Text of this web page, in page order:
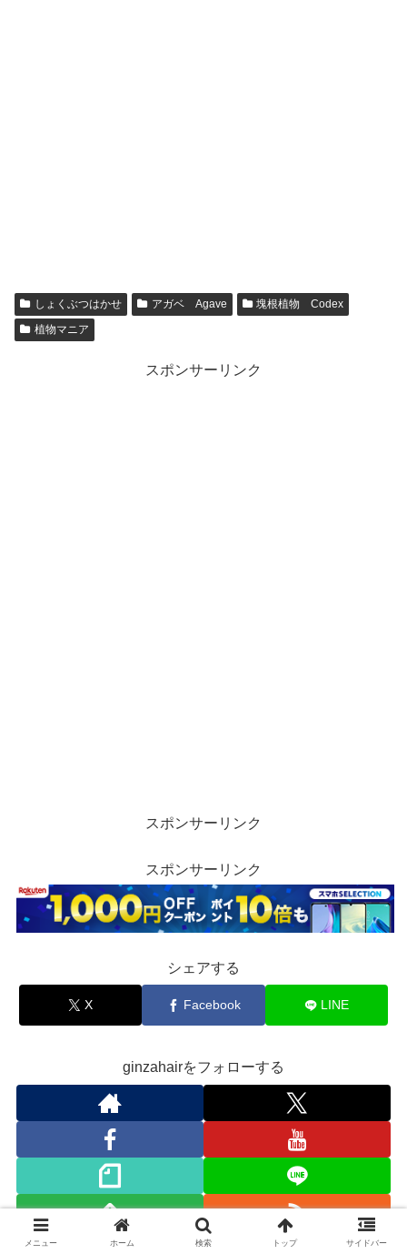
しょくぶつはかせ アガベ Agave
塊根植物 Codex
植物マニア
スポンサーリンク
スポンサーリンク
スポンサーリンク
シェアする
X Facebook LINE
ginzahairをフォローする
メニュー ホーム 検索 トップ サイドバー